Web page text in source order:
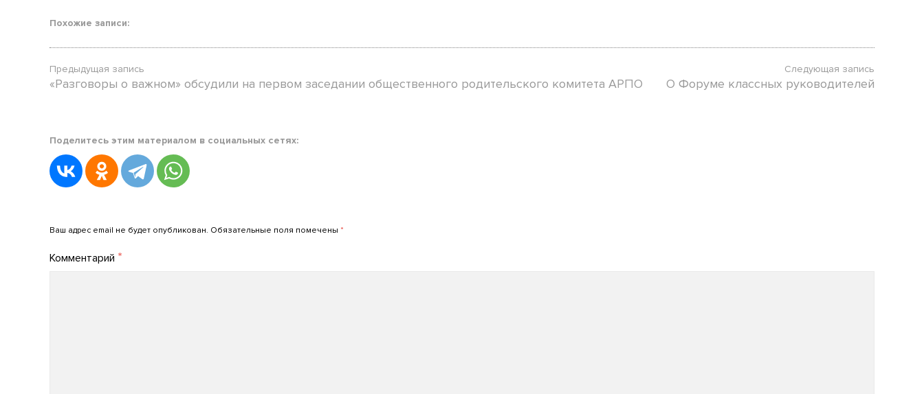
Похожие записи:
Предыдущая запись
«Разговоры о важном» обсудили на первом заседании общественного родительского комитета АРПО
Следующая запись
О Форуме классных руководителей
in
Без
срока
АРПО
on
Поделитесь этим материалом в социальных сетях:
Ваш адрес email не будет опубликован. Обязательные поля помечены *
Комментарий *